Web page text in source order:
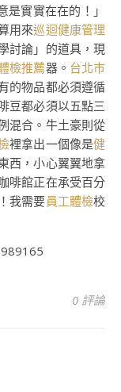
實實在在的！」
用來巡迴健康管理
討論」的道具，現
檢推薦器。 台北巿
的物品都必須遵循
豆都必須以五點三
混合。牛土豪則從
裡拿出一個像是健
西，小心翼翼地拿
啡館正在承受百分
我需要員工體檢校
0 評論